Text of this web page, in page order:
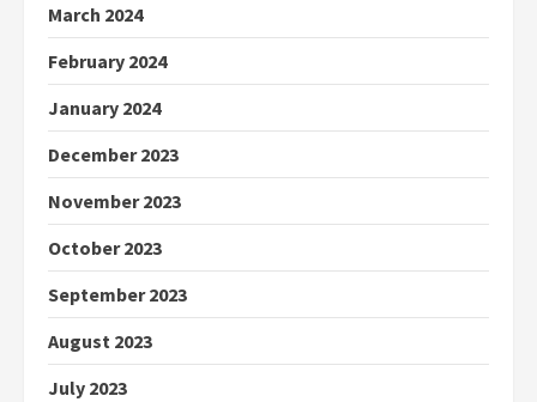
March 2024
February 2024
January 2024
December 2023
November 2023
October 2023
September 2023
August 2023
July 2023